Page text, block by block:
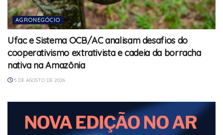
AGRONEGÓCIO
Ufac e Sistema OCB/AC analisam desafios do
cooperativismo extrativista e cadeia da borracha
nativa na Amazônia
5 DE AGOSTO DE 2026